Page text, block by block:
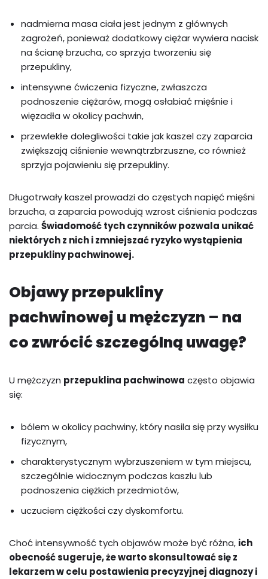
nadmierna masa ciała jest jednym z głównych
zagrożeń, ponieważ dodatkowy ciężar wywiera nacisk
na ścianę brzucha, co sprzyja tworzeniu się
przepukliny,
intensywne ćwiczenia fizyczne, zwłaszcza
podnoszenie ciężarów, mogą osłabiać mięśnie i
więzadła w okolicy pachwin,
przewlekłe dolegliwości takie jak kaszel czy zaparcia
zwiększają ciśnienie wewnątrzbrzuszne, co również
sprzyja pojawieniu się przepukliny.
Długotrwały kaszel prowadzi do częstych napięć mięśni
brzucha, a zaparcia powodują wzrost ciśnienia podczas
parcia. Świadomość tych czynników pozwala unikać
niektórych z nich i zmniejszać ryzyko wystąpienia
przepukliny pachwinowej.
Objawy przepukliny
pachwinowej u mężczyzn – na
co zwrócić szczególną uwagę?
U mężczyzn przepuklina pachwinowa często objawia
się:
bólem w okolicy pachwiny, który nasila się przy wysiłku
fizycznym,
charakterystycznym wybrzuszeniem w tym miejscu,
szczególnie widocznym podczas kaszlu lub
podnoszenia ciężkich przedmiotów,
uczuciem ciężkości czy dyskomfortu.
Choć intensywność tych objawów może być różna, ich
obecność sugeruje, że warto skonsultować się z
lekarzem w celu postawienia precyzyjnej diagnozy i